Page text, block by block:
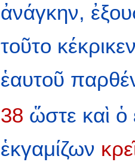
ἀνάγκην,
τοῦτο
ἑαυτοῦ
38 ὥστε καὶ ὁ
ἑκγαμίζων